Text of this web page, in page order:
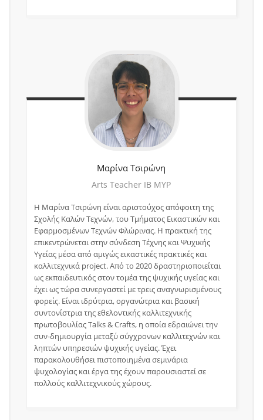
Μαρίνα Τσιρώνη
Arts Teacher IB MYP
Η Μαρίνα Τσιρώνη είναι αριστούχος απόφοιτη της
Σχολής Καλών Τεχνών, του Τμήματος Εικαστικών και
Εφαρμοσμένων Τεχνών Φλώρινας. Η πρακτική της
επικεντρώνεται στην σύνδεση Τέχνης και Ψυχικής
Υγείας μέσα από αμιγώς εικαστικές πρακτικές και
καλλιτεχνικά project. Από το 2020 δραστηριοποιείται
ως εκπαιδευτικός στον τομέα της ψυχικής υγείας και
έχει ως τώρα συνεργαστεί με τρεις αναγνωρισμένους
φορείς. Είναι ιδρύτρια, οργανώτρια και βασική
συντονίστρια της εθελοντικής καλλιτεχνικής
πρωτοβουλίας Talks & Crafts, η οποία εδραιώνει την
συν-δημιουργία μεταξύ σύγχρονων καλλιτεχνών και
ληπτών υπηρεσιών ψυχικής υγείας. Έχει
παρακολουθήσει πιστοποιημένα σεμινάρια
ψυχολογίας και έργα της έχουν παρουσιαστεί σε
πολλούς καλλιτεχνικούς χώρους.